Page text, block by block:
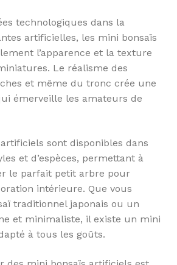
technologiques dans la
artificielles, les mini bonsaïs
l’apparence et la texture
Le réalisme des
et même du tronc crée une
émerveille les amateurs de
sont disponibles dans
et d’espèces, permettant à
le parfait petit arbre pour
intérieure. Que vous
traditionnel japonais ou un
et minimaliste, il existe un mini
à tous les goûts.